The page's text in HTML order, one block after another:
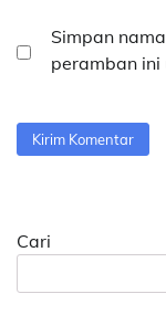
Simpan
peramban ini
Cari